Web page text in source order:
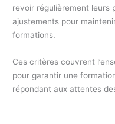
revoir régulièrement leurs
ajustements pour
formations.
Ces critères couvrent
pour garantir une
répondant aux attentes